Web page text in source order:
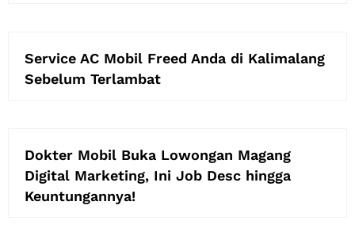
Service AC Mobil Freed Anda di Kalimalang
Sebelum Terlambat
Dokter Mobil Buka Lowongan Magang
Digital Marketing, Ini Job Desc hingga
Keuntungannya!